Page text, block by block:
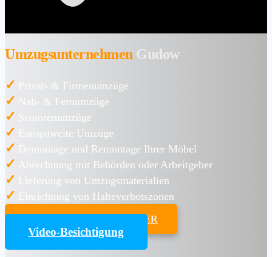
Umzugsunternehmen Gudow
✓ Privat- & Firmenumzüge
✓ Nah- & Fernumzüge
✓ Seniorenumzüge
✓ Europaweite Umzüge
✓ Demontage und Remontage Ihrer Möbel
✓ Abrechnung mit Behörden oder Arbeitgeber
✓ Lieferung von Umzugsmaterialien
✓ Einrichtung von Halteverbotszonen
UMZUGSKOSTENRECHNER
Video-Besichtigung